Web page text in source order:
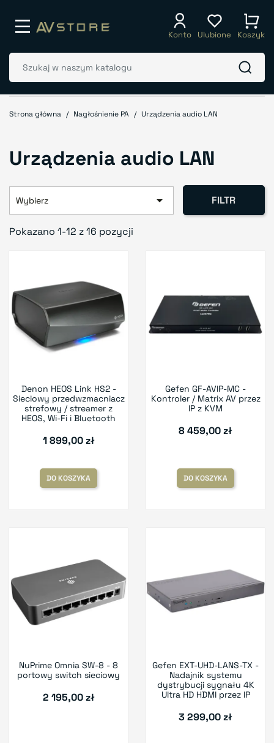
Konto Ulubione Koszyk
Strona główna Nagłośnienie PA Urządzenia audio LAN
Urządzenia audio LAN
Wybierz  FILTR
Pokazano 1-12 z 16 pozycji
Denon HEOS Link HS2 -
Sieciowy przedwzmacniacz
strefowy / streamer z
HEOS, Wi-Fi i Bluetooth
1 899,00 zł
DO KOSZYKA
Gefen GF-AVIP-MC -
Kontroler / Matrix AV przez
IP z KVM
8 459,00 zł
DO KOSZYKA
NuPrime Omnia SW-8 - 8
portowy switch sieciowy
2 195,00 zł
Gefen EXT-UHD-LANS-TX -
Nadajnik systemu
dystrybucji sygnału 4K
Ultra HD HDMI przez IP
3 299,00 zł